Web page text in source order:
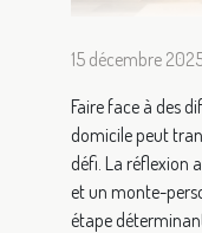
15 décembre
Faire face à des
domicile peut
défi. La réflexion
et un monte-
étape